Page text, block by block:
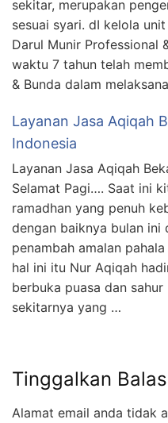
sekitar, merupakan
sesuai syari. dI kelola
Darul Munir Professional
waktu 7 tahun telah
& Bunda dalam
Layanan Jasa Aqiqah
Indonesia
Layanan Jasa Aqiqah
Selamat Pagi…. Saat ini
ramadhan yang penuh
dengan baiknya bulan ini
penambah amalan
hal ini itu Nur Aqiqah
berbuka puasa dan
sekitarnya yang …
Tinggalkan
Alamat email anda tidak